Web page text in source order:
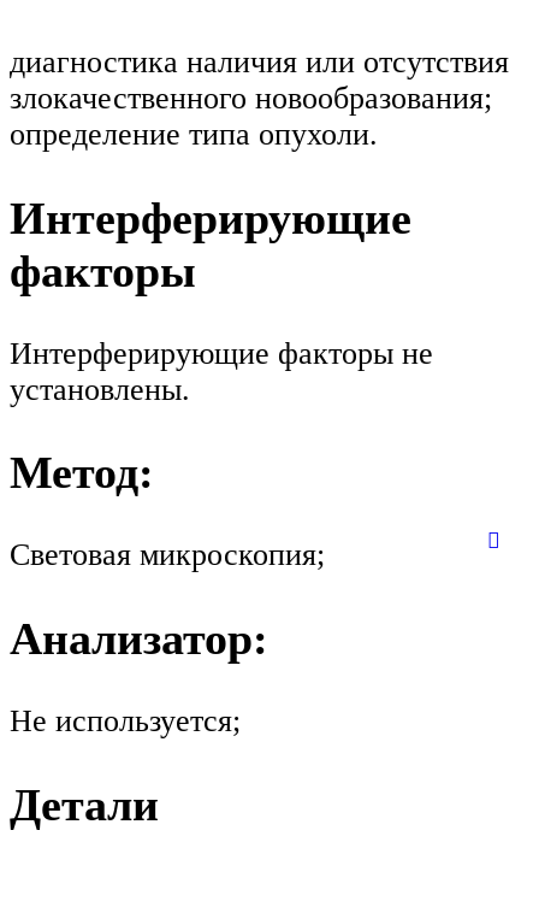
диагностика наличия или отсутствия
злокачественного новообразования;
определение типа опухоли.
Интерферирующие
факторы
Интерферирующие факторы не
установлены.
Метод:
Световая микроскопия;
Анализатор:
Не используется;
Детали